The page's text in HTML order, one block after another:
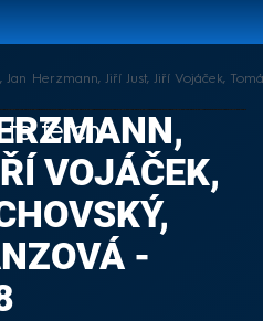
Jan Herzmann, Jiří Just, Jiří Vojáček,
to fetch
VOJÁČEK,
-